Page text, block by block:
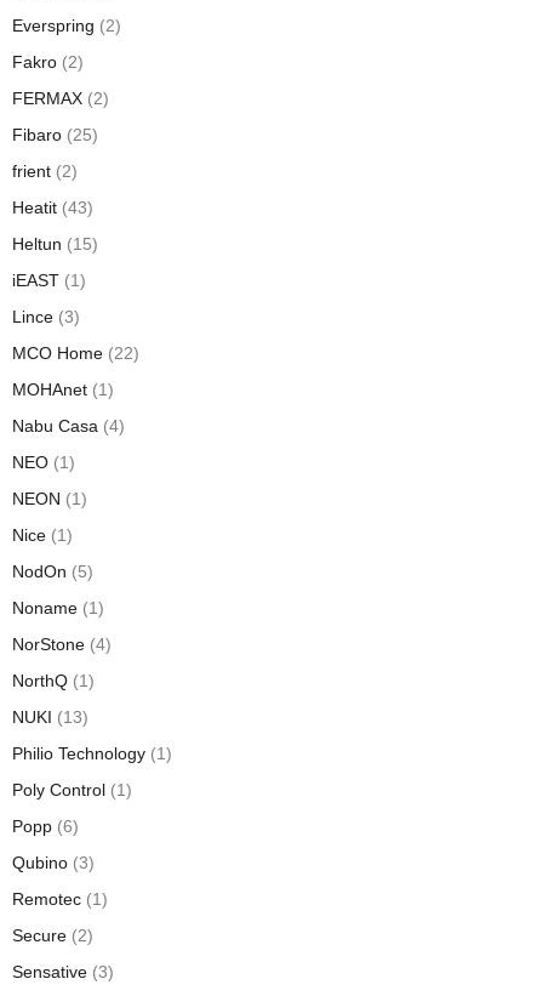
Everspring (2)
Fakro (2)
FERMAX (2)
Fibaro (25)
frient (2)
Heatit (43)
Heltun (15)
iEAST (1)
Lince (3)
MCO Home (22)
MOHAnet (1)
Nabu Casa (4)
NEO (1)
NEON (1)
Nice (1)
NodOn (5)
Noname (1)
NorStone (4)
NorthQ (1)
NUKI (13)
Philio Technology (1)
Poly Control (1)
Popp (6)
Qubino (3)
Remotec (1)
Secure (2)
Sensative (3)